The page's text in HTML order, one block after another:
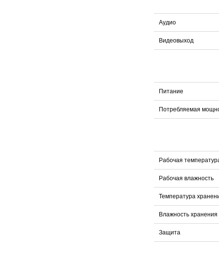
Аудио
Видеовыход
Питание
Потребляемая
Рабочая
Рабочая влажность
Температура
Влажность хранения
Защита